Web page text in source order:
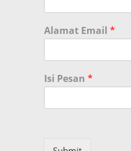
Alamat Email *
Isi Pesan *